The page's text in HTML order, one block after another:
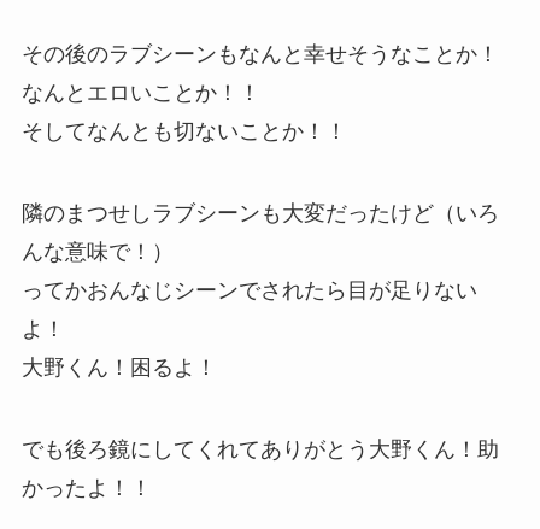
その後のラブシーンもなんと幸せそうなことか！
なんとエロいことか！！
そしてなんとも切ないことか！！
隣のまつせしラブシーンも大変だったけど（いろ
んな意味で！）
ってかおんなじシーンでされたら目が足りない
よ！
大野くん！困るよ！
でも後ろ鏡にしてくれてありがとう大野くん！助
かったよ！！